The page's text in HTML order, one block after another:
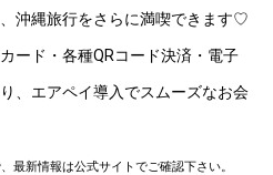
沖縄旅行をさらに満喫できます♡
ード・各種QRコード決済・電子
、エアペイ導入でスムーズなお会
最新情報は公式サイトでご確認下さい。